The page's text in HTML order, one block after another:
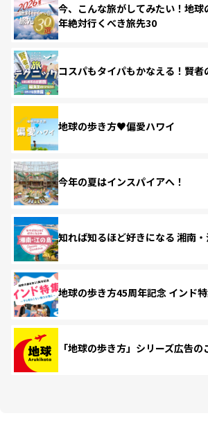
今、こんな旅がしてみたい！地
年絶対行くべき旅先30
コスパもタイパもかなえる！賢者
地球の歩き方♥偏愛ハワイ
今年の夏はインスパイアへ！
知れば知るほど好きになる 湘南
地球の歩き方45周年記念 インド
「地球の歩き方」シリーズ広告の